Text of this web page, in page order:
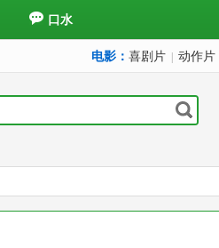
口水
电影： 喜剧片 动作片